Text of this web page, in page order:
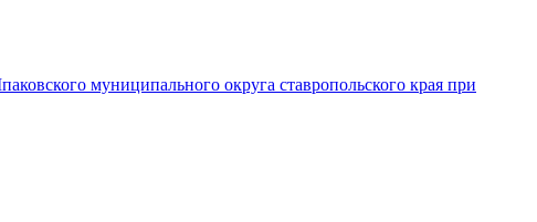
муниципального округа ставропольского края при